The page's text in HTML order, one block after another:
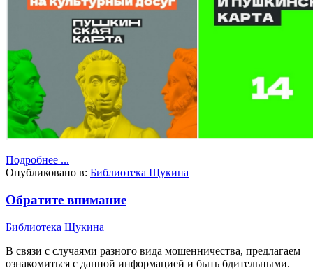
Подробнее ...
Опубликовано в: Библиотека Щукина
Обратите внимание
Библиотека Щукина
В связи с случаями разного вида мошенничества, предлагаем
ознакомиться с данной информацией и быть бдительными.